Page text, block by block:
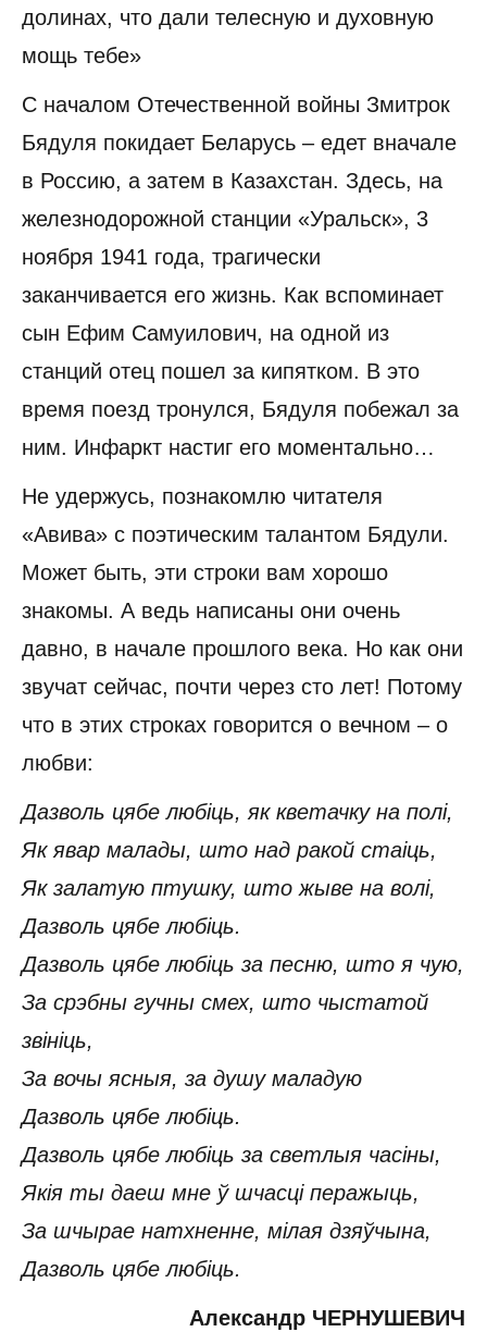
долинах, что дали телесную и духовную
мощь тебе»
С началом Отечественной войны Змитрок
Бядуля покидает Беларусь – едет вначале
в Россию, а затем в Казахстан. Здесь, на
железнодорожной станции «Уральск», 3
ноября 1941 года, трагически
заканчивается его жизнь. Как вспоминает
сын Ефим Самуилович, на одной из
станций отец пошел за кипятком. В это
время поезд тронулся, Бядуля побежал за
ним. Инфаркт настиг его моментально…
Не удержусь, познакомлю читателя
«Авива» с поэтическим талантом Бядули.
Может быть, эти строки вам хорошо
знакомы. А ведь написаны они очень
давно, в начале прошлого века. Но как они
звучат сейчас, почти через сто лет! Потому
что в этих строках говорится о вечном – о
любви:
Дазволь цябе любіць, як кветачку на полі,
Як явар малады, што над ракой стаіць,
Як залатую птушку, што жыве на волі,
Дазволь цябе любіць.
Дазволь цябе любіць за песню, што я чую,
За срэбны гучны смех, што чыстатой
звініць,
За вочы ясныя, за душу маладую
Дазволь цябе любіць.
Дазволь цябе любіць за светлыя часіны,
Якія ты даеш мне ў шчасці перажыць,
За шчырае натхненне, мілая дзяўчына,
Дазволь цябе любіць.
Александр ЧЕРНУШЕВИЧ